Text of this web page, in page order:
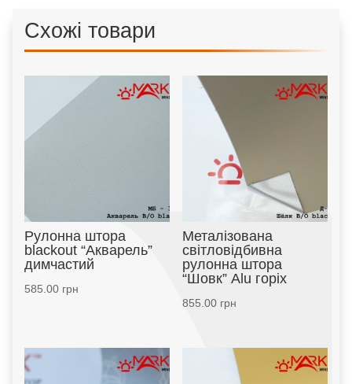
Схожі товари
Рулонна штора
blackout “Акварель”
димчастий
585.00грн
Металізована
світловідбивна
рулонна штора
“Шовк” Alu горіх
855.00грн